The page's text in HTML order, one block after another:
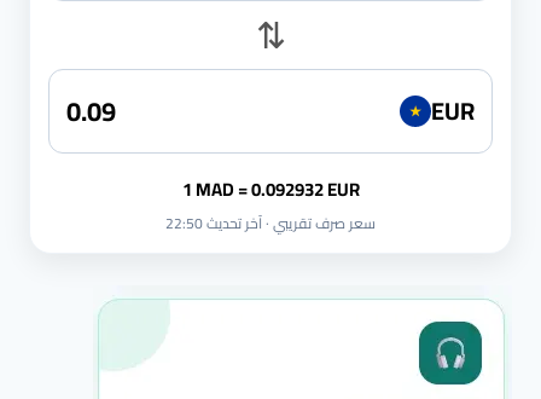
⇅
★ EUR
1 MAD = 0.092932 EUR
سعر صرف تقريبي · آخر تحديث 22:50